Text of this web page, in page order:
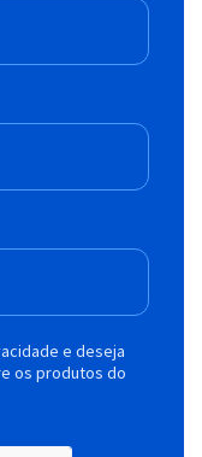
e deseja
os produtos do